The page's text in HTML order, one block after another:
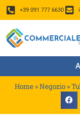
+39 091 777 6630
Home»Negozio»